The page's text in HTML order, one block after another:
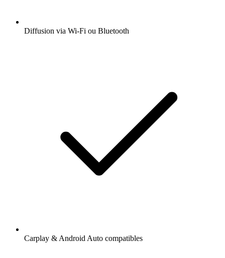
Diffusion via Wi-Fi ou Bluetooth
Carplay & Android Auto compatibles